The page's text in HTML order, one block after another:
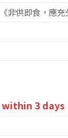
非供即食，應充
3 days